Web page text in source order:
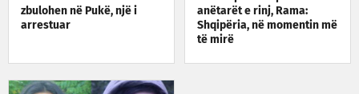
zbulohen në Pukë, një i
arrestuar
anëtarët e rinj, Rama:
Shqipëria, në momentin më
të mirë